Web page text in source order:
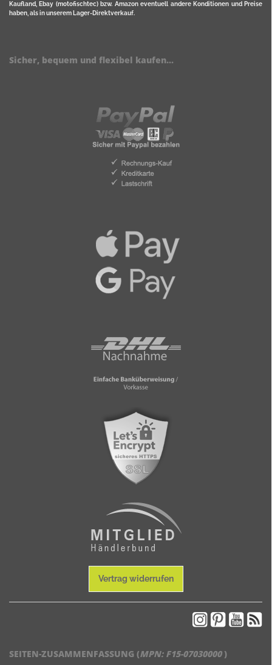
Kaufland, Ebay (motofischtec) bzw. Amazon eventuell andere Konditionen und Preise
haben, als in unserem Lager-Direktverkauf.
Sicher, bequem und flexibel kaufen...
Vertrag widerrufen
SEITEN-ZUSAMMENFASSUNG (MPN: F15-07030000)